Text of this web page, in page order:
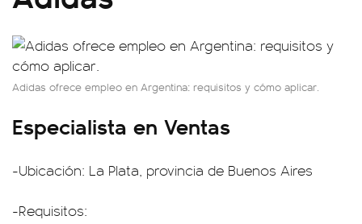
Adidas ofrece empleo en Argentina: requisitos y cómo aplicar.
Especialista en Ventas
-Ubicación: La Plata, provincia de Buenos Aires
-Requisitos: